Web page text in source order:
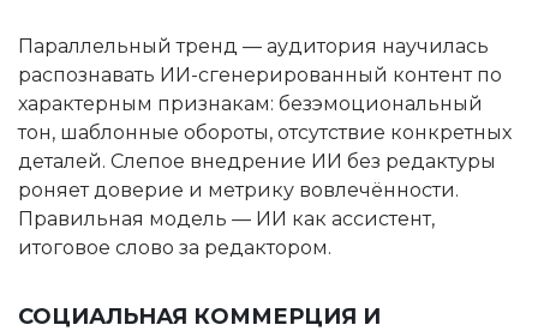
Параллельный тренд — аудитория научилась
распознавать ИИ-сгенерированный контент по
характерным признакам: безэмоциональный
тон, шаблонные обороты, отсутствие конкретных
деталей. Слепое внедрение ИИ без редактуры
роняет доверие и метрику вовлечённости.
Правильная модель — ИИ как ассистент,
итоговое слово за редактором.
СОЦИАЛЬНАЯ КОММЕРЦИЯ И